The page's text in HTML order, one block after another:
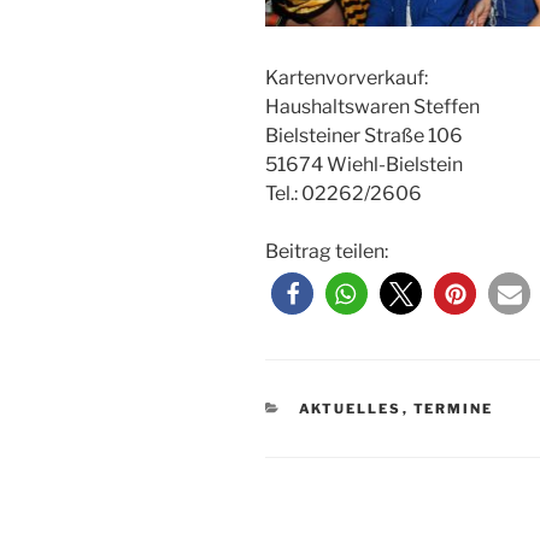
Kartenvorverkauf:
Haushaltswaren Steffen
Bielsteiner Straße 106
51674 Wiehl-Bielstein
Tel.: 02262/2606
Beitrag teilen:
KATEGORIEN
AKTUELLES , TERMINE